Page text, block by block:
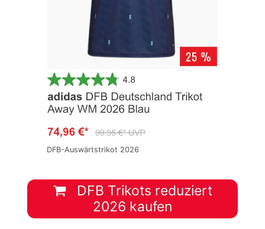
DFB-Auswärtstrikot 2026
DFB Trikots reduziert
2026 kaufen